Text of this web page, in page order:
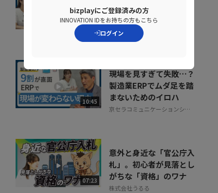
10:19
理。少人数で複数拠点を
確認する方法
株式会社MetaMoJi
10:45
現場を見すぎて失敗…？
製造業ERPでムダ足を踏
まないためのイロハ
京セラコミュニケーションシス
07:23
意外と身近な「官公庁入
札」。初心者が見落とし
がちな「資格」のワナ
株式会社うるる
bizplayにご登録済みの方
INNOVATION IDをお持ちの方もこちら
ログイン